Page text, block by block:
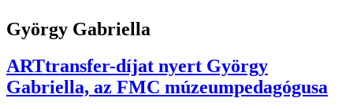
György Gabriella
ARTtransfer-díjat nyert György
Gabriella, az FMC múzeumpedagógusa